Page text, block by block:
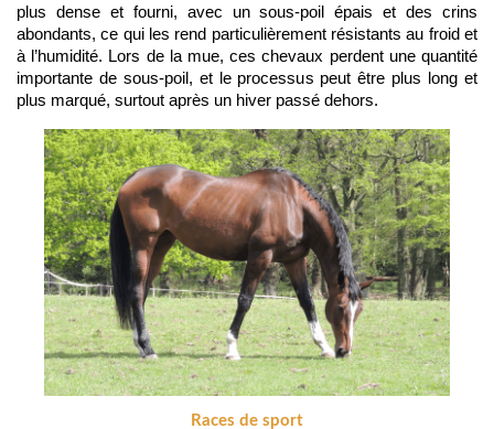
plus dense et fourni, avec un sous-poil épais et des crins
abondants, ce qui les rend particulièrement résistants au froid et
à l’humidité. Lors de la mue, ces chevaux perdent une quantité
importante de sous-poil, et le processus peut être plus long et
plus marqué, surtout après un hiver passé dehors.
Races de sport